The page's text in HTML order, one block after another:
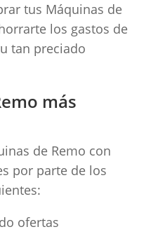
tus Máquinas de
los gastos de
tan preciado
más
de Remo con
por parte de los
ofertas